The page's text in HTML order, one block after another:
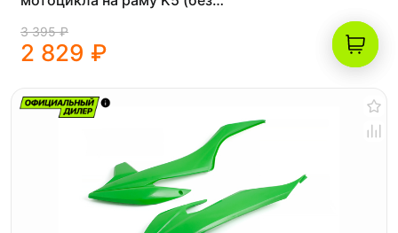
3 395 ₽
2 829 ₽